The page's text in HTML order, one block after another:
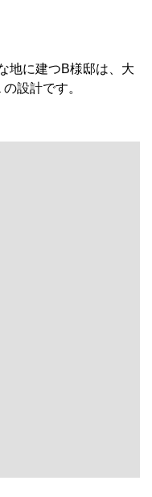
地に建つB様邸は、大
設計です。